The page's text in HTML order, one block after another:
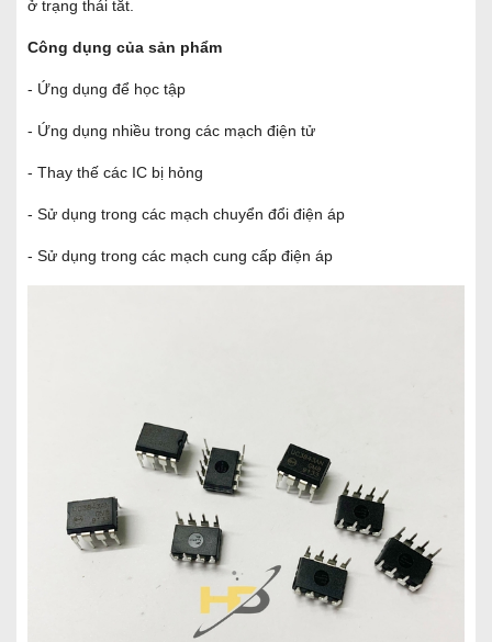
ở trạng thái tắt.
Công dụng của sản phẩm
- Ứng dụng để học tập
- Ứng dụng nhiều trong các mạch điện tử
- Thay thế các IC bị hỏng
- Sử dụng trong các mạch chuyển đổi điện áp
- Sử dụng trong các mạch cung cấp điện áp